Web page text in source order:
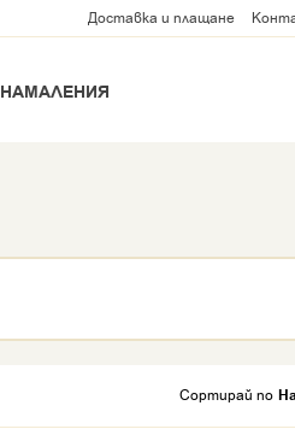
Доставка и плащане
НАМАЛЕНИЯ
Сортирай по